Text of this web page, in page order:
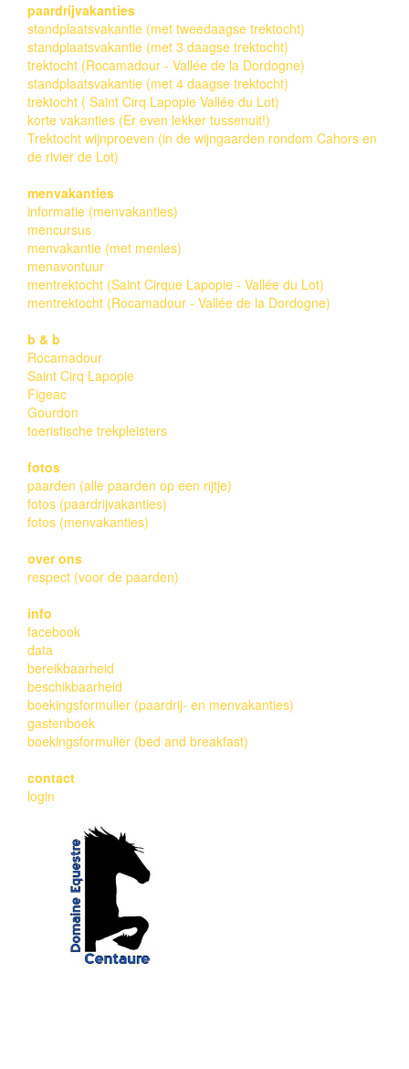
paardrijvakanties
standplaatsvakantie (met tweedaagse trektocht)
standplaatsvakantie (met 3 daagse trektocht)
trektocht (Rocamadour - Vallée de la Dordogne)
standplaatsvakantie (met 4 daagse trektocht)
trektocht ( Saint Cirq Lapopie Vallée du Lot)
korte vakanties (Er even lekker tussenuit!)
Trektocht wijnproeven (in de wijngaarden rondom Cahors en
de rivier de Lot)
menvakanties
informatie (menvakanties)
mencursus
menvakantie (met menles)
menavontuur
mentrektocht (Saint Cirque Lapopie - Vallée du Lot)
mentrektocht (Rocamadour - Vallée de la Dordogne)
b & b
Rocamadour
Saint Cirq Lapopie
Figeac
Gourdon
toeristische trekpleisters
fotos
paarden (alle paarden op een rijtje)
fotos (paardrijvakanties)
fotos (menvakanties)
over ons
respect (voor de paarden)
info
facebook
data
bereikbaarheid
beschikbaarheid
boekingsformulier (paardrij- en menvakanties)
gastenboek
boekingsformulier (bed and breakfast)
contact
login